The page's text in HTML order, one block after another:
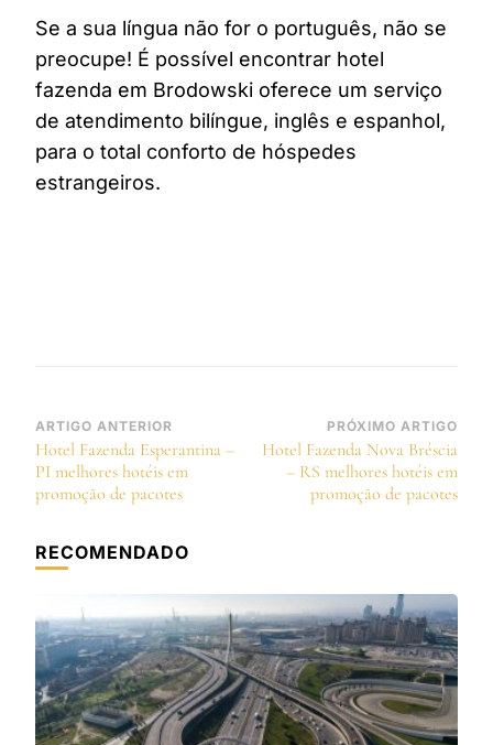
Se a sua língua não for o português, não se
preocupe! É possível encontrar hotel
fazenda em Brodowski oferece um serviço
de atendimento bilíngue, inglês e espanhol,
para o total conforto de hóspedes
estrangeiros.
Navegação
de
post
ARTIGO ANTERIOR
Hotel Fazenda Esperantina –
PI melhores hotéis em
promoção de pacotes
PRÓXIMO ARTIGO
Hotel Fazenda Nova Bréscia
– RS melhores hotéis em
promoção de pacotes
RECOMENDADO